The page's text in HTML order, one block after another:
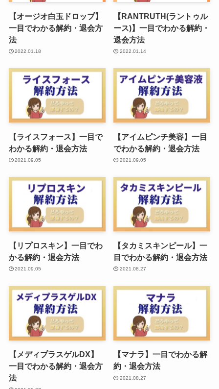
【オージオ白玉ドロップ】
一目でわかる解約・退会方
法
2022.01.18
【RANTRUTH(ラントゥル
ース)】一目でわかる解約・
退会方法
2022.01.14
【ライスフォース】一目で
わかる解約・退会方法
2021.09.05
【アイムピンチ美容】一目
でわかる解約・退会方法
2021.09.05
【リプロスキン】一目でわ
かる解約・退会方法
2021.09.05
【タカミスキンピール】一
目でわかる解約・退会方法
2021.08.27
【メディプラスゲルDX】
一目でわかる解約・退会方
法
【マナラ】一目でわかる解
約・退会方法
2021.08.27